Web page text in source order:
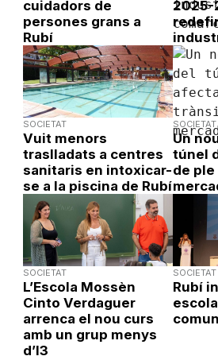
cuidadors de
persones grans a
Rubí
2025-
SOCIETAT
Vuit menors
traslladats a centres
sanitaris en intoxicar-
se a la piscina de Rubí
SOCIETAT
Un
túnel
de
SOCIETAT
L’Escola Mossèn
Cinto Verdaguer
arrenca el nou curs
amb un grup menys
d’I3
SOCIETAT
Rubí